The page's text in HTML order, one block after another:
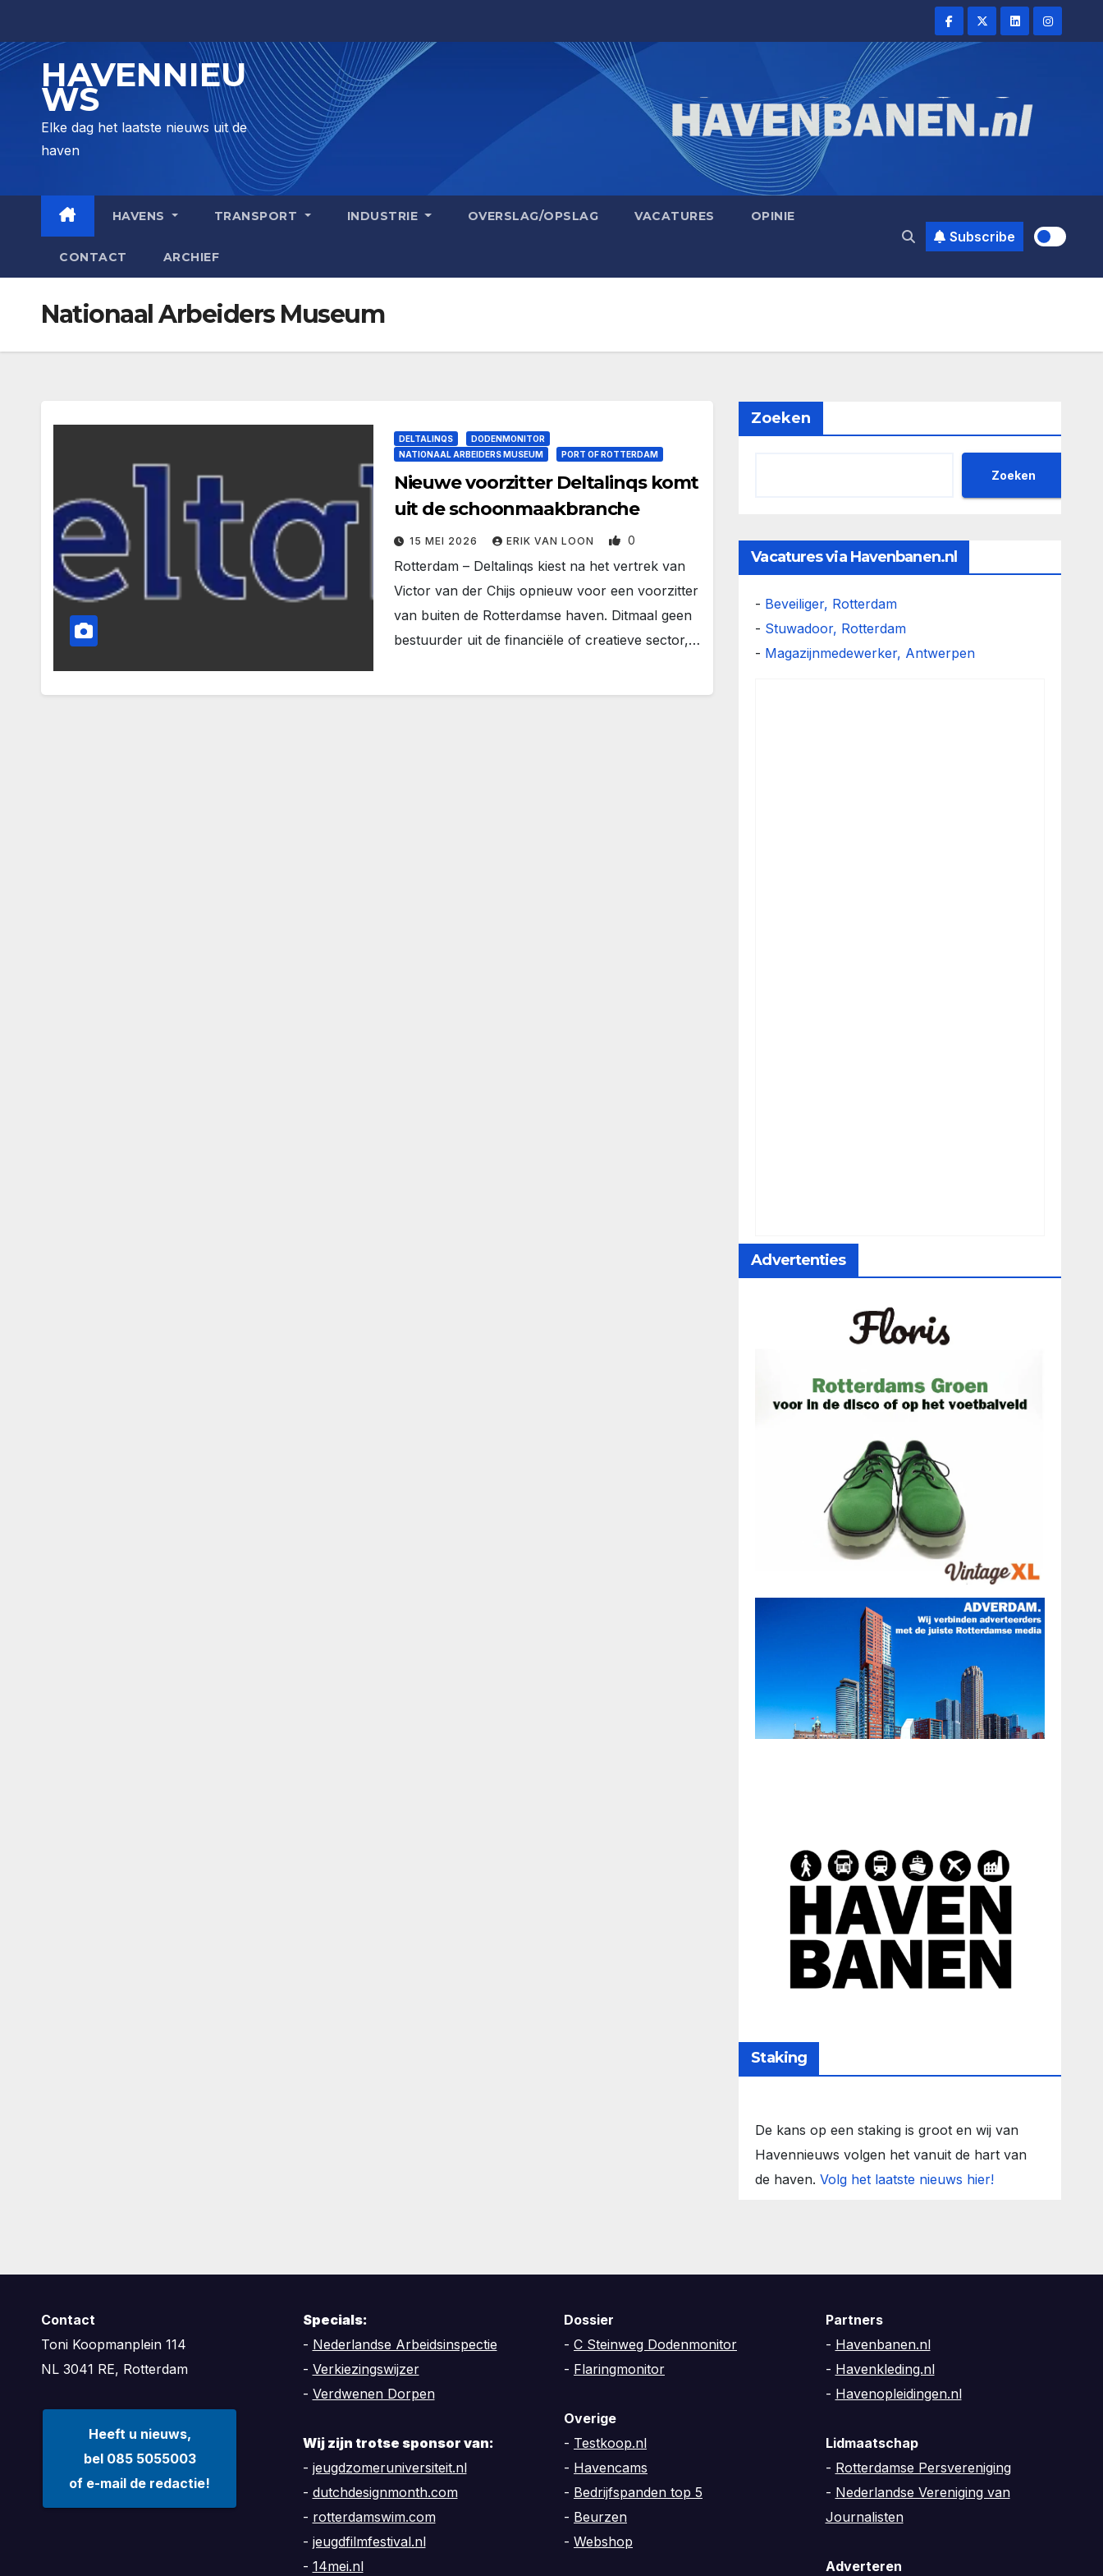
contentHAVENNIEU
WS
Elke dag het laatste nieuws uit de
haven
HAVENS TRANSPORT INDUSTRIE OVERSLAG/OPSLAG VACATURES OPINIE
CONTACT ARCHIEF
Subscribe
Nationaal Arbeiders Museum
DELTALINQS
DODENMONITOR
NATIONAAL ARBEIDERS MUSEUM
PORT OF ROTTERDAM
Nieuwe voorzitter Deltalinqs komt
uit de schoonmaakbranche
15 MEI 2026 ERIK VAN LOON 0
Rotterdam – Deltalinqs kiest na het vertrek van
Victor van der Chijs opnieuw voor een voorzitter
van buiten de Rotterdamse haven. Ditmaal geen
bestuurder uit de financiële of creatieve sector,…
Zoeken
Zoeken
Vacatures via Havenbanen.nl
- Beveiliger, Rotterdam
- Stuwadoor, Rotterdam
- Magazijnmedewerker, Antwerpen
Advertenties
Staking
De kans op een staking is groot en wij van
Havennieuws volgen het vanuit de hart van
de haven.Volg het laatste nieuws hier!
Contact
Toni Koopmanplein 114
NL 3041 RE, Rotterdam
Heeft u nieuws,
bel 085 5055003
of e-mail de redactie!
Specials:
- Nederlandse Arbeidsinspectie
- Verkiezingswijzer
- Verdwenen Dorpen
Wij zijn trotse sponsor van:
- jeugdzomeruniversiteit.nl
- dutchdesignmonth.com
- rotterdamswim.com
- jeugdfilmfestival.nl
- 14mei.nl
Dossier
- C Steinweg Dodenmonitor
- Flaringmonitor
Overige
- Testkoop.nl
- Havencams
- Bedrijfspanden top 5
- Beurzen
- Webshop
Partners
- Havenbanen.nl
- Havenkleding.nl
- Havenopleidingen.nl
Lidmaatschap
- Rotterdamse Persvereniging
- Nederlandse Vereniging van
Journalisten
Adverteren